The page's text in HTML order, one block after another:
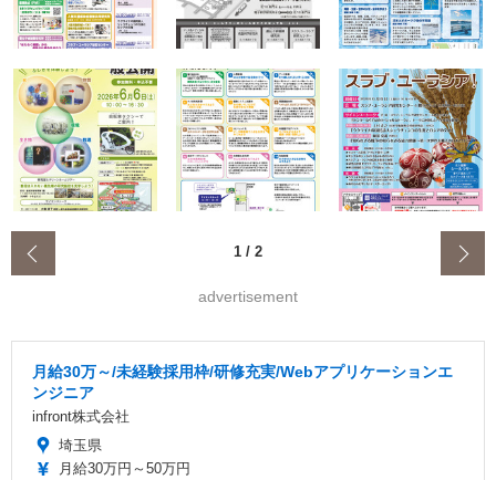
1 / 2
advertisement
月給30万～/未経験採用枠/研修充実/Webアプリケーションエ
ンジニア
infront株式会社
埼玉県
月給30万円～50万円